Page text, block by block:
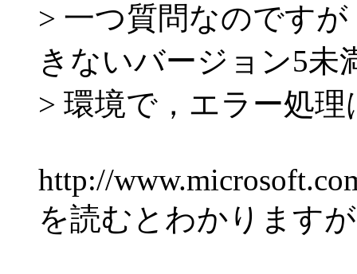
> 一つ質問なのですが
きないバージョン5未
> 環境で，エラー処
http://
を読むとわかります